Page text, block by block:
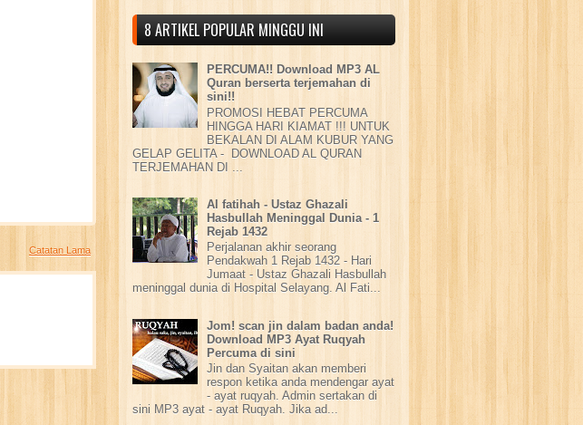
Catatan Lama
8 ARTIKEL POPULAR MINGGU INI
PERCUMA!! Download MP3 AL
Quran berserta terjemahan di
sini!!
PROMOSI HEBAT PERCUMA
HINGGA HARI KIAMAT !!! UNTUK
BEKALAN DI ALAM KUBUR YANG
GELAP GELITA - DOWNLOAD AL QURAN
TERJEMAHAN DI ...
Al fatihah - Ustaz Ghazali
Hasbullah Meninggal Dunia - 1
Rejab 1432
Perjalanan akhir seorang
Pendakwah 1 Rejab 1432 - Hari
Jumaat - Ustaz Ghazali Hasbullah
meninggal dunia di Hospital Selayang. Al Fati...
Jom! scan jin dalam badan anda!
Download MP3 Ayat Ruqyah
Percuma di sini
Jin dan Syaitan akan memberi
respon ketika anda mendengar ayat
- ayat ruqyah. Admin sertakan di
sini MP3 ayat - ayat Ruqyah. Jika ad...